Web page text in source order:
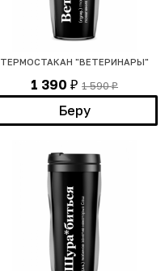
ТЕРМОСТАКАН "ВЕТЕРИНАРЫ"
1 390 ₽ 1 590₽
Беру